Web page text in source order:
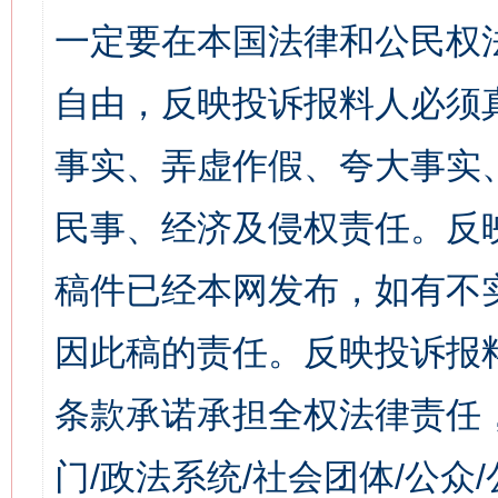
一定要在本国法律和公民
自由，反映投诉报料人必
事实、弄虚作假、夸大事
民事、经济及侵权责任。
稿件已经本网发布，如有
因此稿的责任。反映投诉
条款承诺承担全权法律责
门/政法系统/社会团体/公众